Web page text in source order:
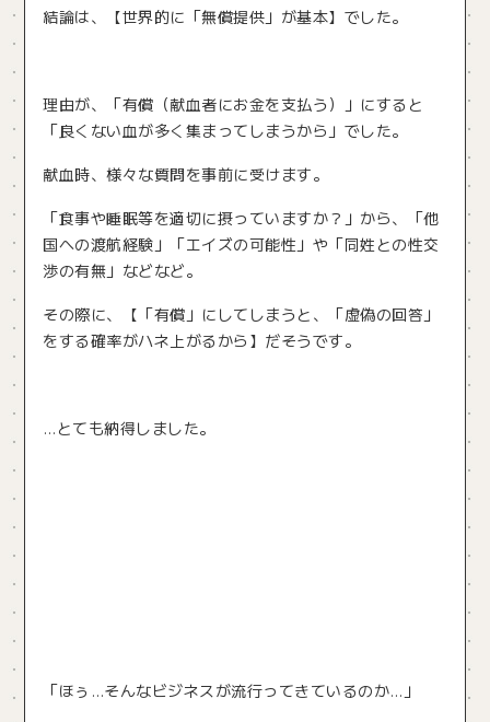
結論は、【世界的に「無償提供」が基本】でした。
理由が、「有償（献血者にお金を支払う）」にすると
「良くない血が多く集まってしまうから」でした。
献血時、様々な質問を事前に受けます。
「食事や睡眠等を適切に摂っていますか？」から、「他
国への渡航経験」「エイズの可能性」や「同姓との性交
渉の有無」などなど。
その際に、【「有償」にしてしまうと、「虚偽の回答」
をする確率がハネ上がるから】だそうです。
…とても納得しました。
「ほぅ…そんなビジネスが流行ってきているのか…」